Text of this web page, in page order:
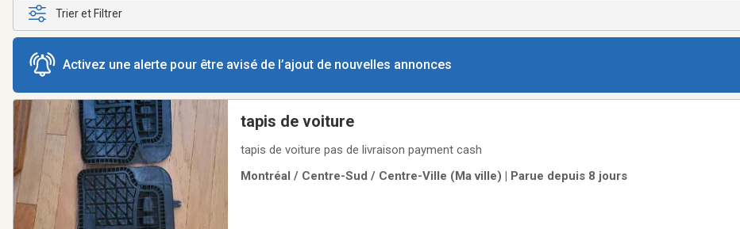
Trier et Filtrer
Activez une alerte pour être avisé de l’ajout de nouvelles annonces
tapis de voiture
tapis de voiture pas de livraison payment cash
Montréal / Centre-Sud / Centre-Ville (Ma ville) | Parue depuis 8 jours